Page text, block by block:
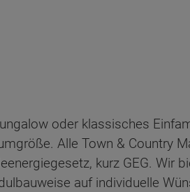
oder klassisches
Alle Town & Country
kurz GEG. Wir
auf individuelle